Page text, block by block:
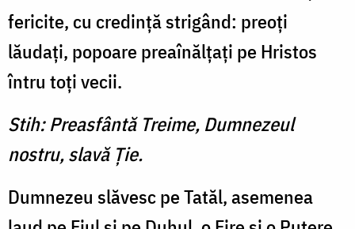
fericite, cu credinţă strigând: preoţi
lăudaţi, popoare preaînălţaţi pe Hristos
întru toţi vecii.
Stih: Preasfântă Treime, Dumnezeul
nostru, slavă Ţie.
Dumnezeu slăvesc pe Tatăl, asemenea